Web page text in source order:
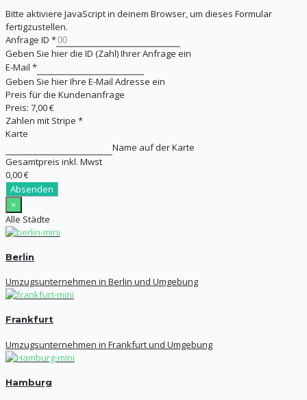
Bitte aktiviere JavaScript in deinem Browser, um dieses Formular
fertigzustellen.
Anfrage ID *
Geben Sie hier die ID (Zahl) Ihrer Anfrage ein
E-Mail *
Geben Sie hier Ihre E-Mail Adresse ein
Preis für die Kundenanfrage
Preis: 7,00 €
Zahlen mit Stripe *
Karte
Name auf der Karte
Gesamtpreis inkl. Mwst
0,00 €
Absenden
×
Alle Städte
Berlin
Umzugsunternehmen in Berlin und Umgebung
Frankfurt
Umzugsunternehmen in Frankfurt und Umgebung
Hamburg